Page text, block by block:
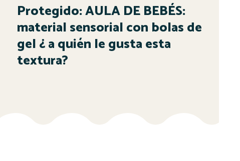
Protegido: AULA DE BEBÉS:
material sensorial con bolas de
gel ¿ a quién le gusta esta
textura?